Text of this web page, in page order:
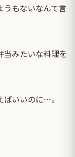
うもないなんて言
当みたいな料理を
いいのに…。